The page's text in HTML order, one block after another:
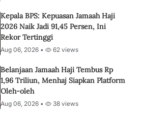
Kepala BPS: Kepuasan Jamaah Haji
2026 Naik Jadi 91,45 Persen, Ini
Rekor Tertinggi
Aug 06, 2026 • 62 views
Belanjaan Jamaah Haji Tembus Rp
1,96 Triliun, Menhaj Siapkan Platform
Oleh-oleh
Aug 06, 2026 • 38 views